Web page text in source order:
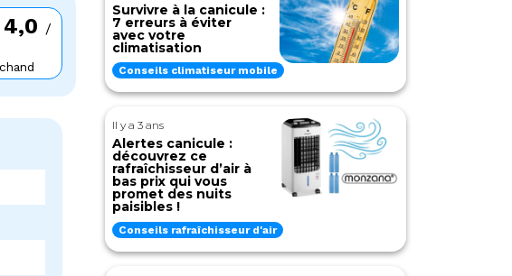
4,0 /
Survivre à la canicule :
7 erreurs à éviter
avec votre
climatisation
Conseils climatiseur mobile
Il y a 3 ans
Alertes canicule :
découvrez ce
rafraîchisseur d’air à
bas prix qui vous
promet des nuits
paisibles !
Conseils rafraîchisseur d'air